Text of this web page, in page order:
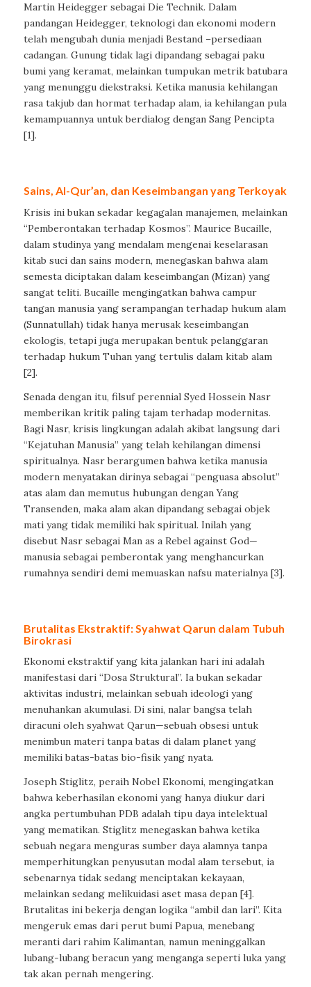
Martin Heidegger sebagai Die Technik. Dalam
pandangan Heidegger, teknologi dan ekonomi modern
telah mengubah dunia menjadi Bestand –persediaan
cadangan. Gunung tidak lagi dipandang sebagai paku
bumi yang keramat, melainkan tumpukan metrik batubara
yang menunggu diekstraksi. Ketika manusia kehilangan
rasa takjub dan hormat terhadap alam, ia kehilangan pula
kemampuannya untuk berdialog dengan Sang Pencipta
[1].
Sains, Al-Qur’an, dan Keseimbangan yang Terkoyak
Krisis ini bukan sekadar kegagalan manajemen, melainkan
“Pemberontakan terhadap Kosmos”. Maurice Bucaille,
dalam studinya yang mendalam mengenai keselarasan
kitab suci dan sains modern, menegaskan bahwa alam
semesta diciptakan dalam keseimbangan (Mizan) yang
sangat teliti. Bucaille mengingatkan bahwa campur
tangan manusia yang serampangan terhadap hukum alam
(Sunnatullah) tidak hanya merusak keseimbangan
ekologis, tetapi juga merupakan bentuk pelanggaran
terhadap hukum Tuhan yang tertulis dalam kitab alam
[2].
Senada dengan itu, filsuf perennial Syed Hossein Nasr
memberikan kritik paling tajam terhadap modernitas.
Bagi Nasr, krisis lingkungan adalah akibat langsung dari
“Kejatuhan Manusia” yang telah kehilangan dimensi
spiritualnya. Nasr berargumen bahwa ketika manusia
modern menyatakan dirinya sebagai “penguasa absolut”
atas alam dan memutus hubungan dengan Yang
Transenden, maka alam akan dipandang sebagai objek
mati yang tidak memiliki hak spiritual. Inilah yang
disebut Nasr sebagai Man as a Rebel against God—
manusia sebagai pemberontak yang menghancurkan
rumahnya sendiri demi memuaskan nafsu materialnya [3].
Brutalitas Ekstraktif: Syahwat Qarun dalam Tubuh
Birokrasi
Ekonomi ekstraktif yang kita jalankan hari ini adalah
manifestasi dari “Dosa Struktural”. Ia bukan sekadar
aktivitas industri, melainkan sebuah ideologi yang
menuhankan akumulasi. Di sini, nalar bangsa telah
diracuni oleh syahwat Qarun—sebuah obsesi untuk
menimbun materi tanpa batas di dalam planet yang
memiliki batas-batas bio-fisik yang nyata.
Joseph Stiglitz, peraih Nobel Ekonomi, mengingatkan
bahwa keberhasilan ekonomi yang hanya diukur dari
angka pertumbuhan PDB adalah tipu daya intelektual
yang mematikan. Stiglitz menegaskan bahwa ketika
sebuah negara menguras sumber daya alamnya tanpa
memperhitungkan penyusutan modal alam tersebut, ia
sebenarnya tidak sedang menciptakan kekayaan,
melainkan sedang melikuidasi aset masa depan [4].
Brutalitas ini bekerja dengan logika “ambil dan lari”. Kita
mengeruk emas dari perut bumi Papua, menebang
meranti dari rahim Kalimantan, namun meninggalkan
lubang-lubang beracun yang menganga seperti luka yang
tak akan pernah mengering.